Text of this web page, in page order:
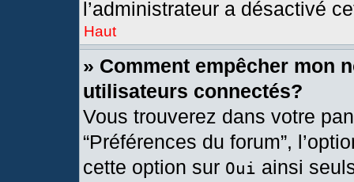
l’administrateur a désactivé
Haut
» Comment empêcher mon
utilisateurs connectés?
Vous trouverez dans votre
“Préférences du forum”,
cette option sur Oui ainsi